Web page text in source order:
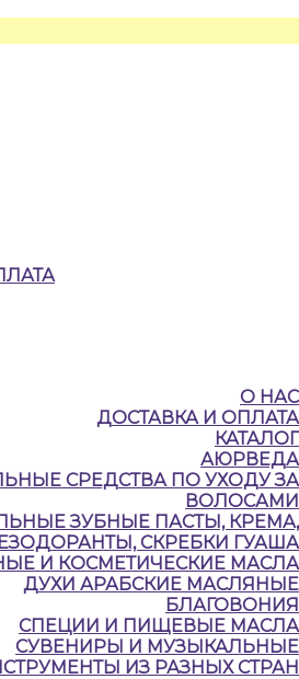
О НАС
ДОСТАВКА И ОПЛАТА
КАТАЛОГ
АЮРВЕДА
CРЕДСТВА ПО УХОДУ ЗА
ВОЛОСАМИ
ЗУБНЫЕ ПАСТЫ, КРЕМА,
СКРЕБКИ ГУАША
И КОСМЕТИЧЕСКИЕ МАСЛА
ДУХИ АРАБСКИЕ МАСЛЯНЫЕ
БЛАГОВОНИЯ
СПЕЦИИ И ПИЩЕВЫЕ МАСЛА
СУВЕНИРЫ И МУЗЫКАЛЬНЫЕ
ИЗ РАЗНЫХ СТРАН